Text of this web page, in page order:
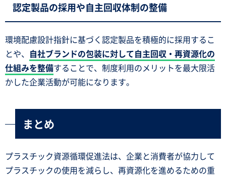
認定製品の採用や自主回収体制の整備
環境配慮設計指針に基づく認定製品を積極的に採用するこ
とや、 自社ブランドの包装に対して自主回収・再資源化の
仕組みを整備することで、制度利用のメリットを最大限活
かした企業活動が可能になります。
まとめ
プラスチック資源循環促進法は、企業と消費者が協力して
プラスチックの使用を減らし、再資源化を進めるための重